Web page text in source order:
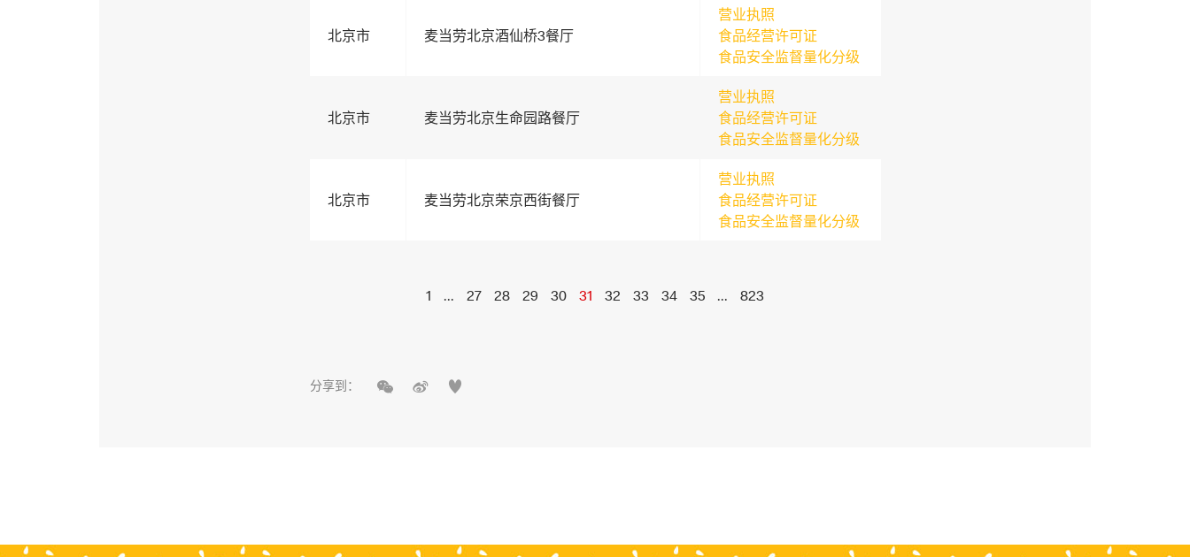
北京市 麦当劳北京酒仙桥3餐厅
营业执照
食品经营许可证
食品安全监督量化分级
北京市 麦当劳北京生命园路餐厅
营业执照
食品经营许可证
食品安全监督量化分级
北京市 麦当劳北京荣京西街餐厅
营业执照
食品经营许可证
食品安全监督量化分级
1 ... 27 28 29 30 31 32 33 34 35 ... 823
分享到：   